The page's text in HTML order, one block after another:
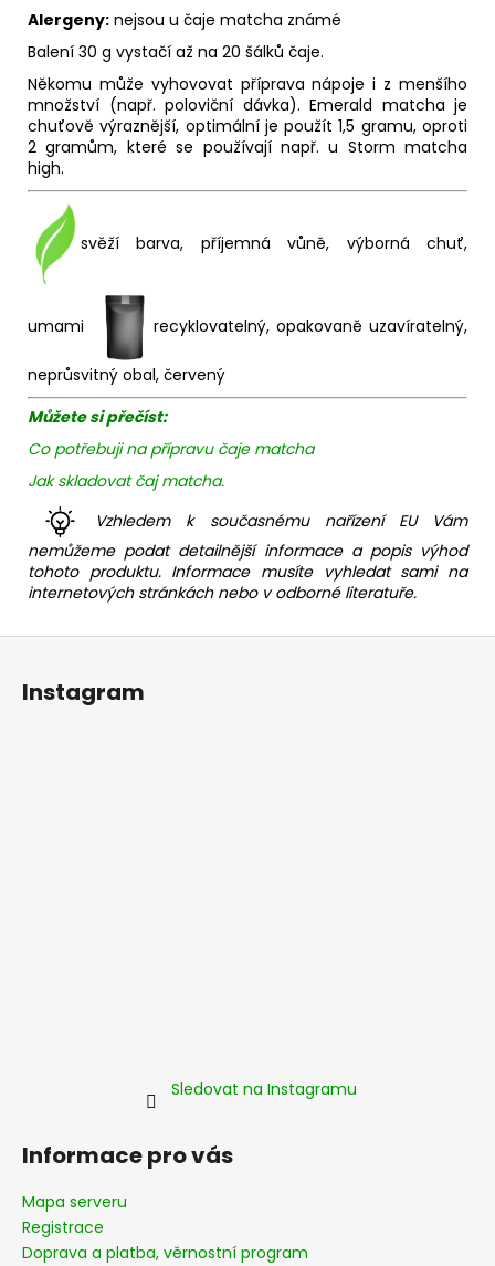
Alergeny: nejsou u čaje matcha známé
Balení 30 g vystačí až na 20 šálků čaje.
Někomu může vyhovovat příprava nápoje i z menšího
množství (např. poloviční dávka). Emerald matcha je
chuťově výraznější, optimální je použít 1,5 gramu, oproti
2 gramům, které se používají např. u Storm matcha
high.
svěží barva, příjemná vůně, výborná chuť,
umami recyklovatelný, opakovaně uzavíratelný,
neprůsvitný obal, červený
Můžete si přečíst:
Co potřebuji na přípravu čaje matcha
Jak skladovat čaj matcha.
Vzhledem k současnému nařízení EU Vám
nemůžeme podat detailnější informace a popis výhod
tohoto produktu. Informace musíte vyhledat sami na
internetových stránkách nebo v odborné literatuře.
Instagram
Sledovat na Instagramu
Informace pro vás
Mapa serveru
Registrace
Doprava a platba, věrnostní program